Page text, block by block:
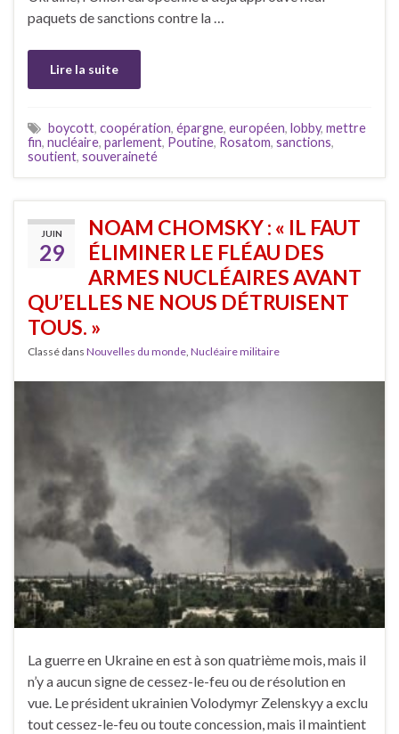
paquets de sanctions contre la …
Lire la suite
boycott, coopération, épargne, européen, lobby, mettre
fin, nucléaire, parlement, Poutine, Rosatom, sanctions,
soutient, souveraineté
JUIN
29
NOAM CHOMSKY : « IL FAUT
ÉLIMINER LE FLÉAU DES
ARMES NUCLÉAIRES AVANT
QU’ELLES NE NOUS DÉTRUISENT
TOUS. »
Classé dans Nouvelles du monde, Nucléaire militaire
La guerre en Ukraine en est à son quatrième mois, mais il
n’y a aucun signe de cessez-le-feu ou de résolution en
vue. Le président ukrainien Volodymyr Zelenskyy a exclu
tout cessez-le-feu ou toute concession, mais il maintient